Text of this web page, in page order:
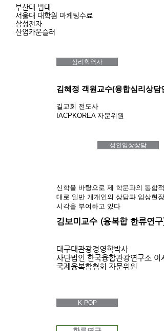
부산대 법대
서울대 대학원 마케팅수료
삼성전자
산업카운슬러
심리학역사
김혜정 객원교수(융합심리상담
길교회 전도사
IACPKOREA 자문위원
성인임상상담
신학을 바탕으로 제 학문과의 통합적
대로 일반 개개인의 상담과 임상현장
시각을 부여하고 있다
김보미교수 (융복합 한류연구)
대구대관광경영학박사
사단법인 한국융합관광연구소 이사
국제융복합협회 자문위원
K-POP